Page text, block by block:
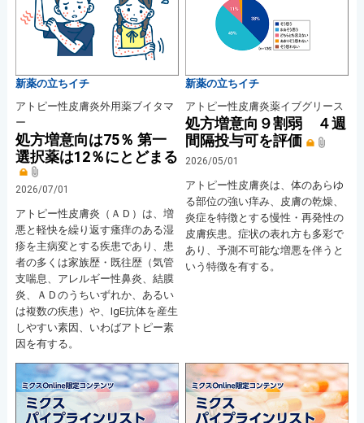
新薬の立ちイチ
アトピー性皮膚炎外用薬ブイタマ
ー
処方増意向は75％ 第一
選択薬は12％にとどまる
2026/07/01
アトピー性皮膚炎（ＡＤ）は、増
悪と軽快を繰り返す瘙痒のある湿
疹を主病変とする疾患であり、患
者の多くは家族歴・既往歴（気管
支喘息、アレルギー性鼻炎、結膜
炎、ＡＤのうちいずれか、あるい
は複数の疾患）や、IgE抗体を産生
しやすい素因、いわばアトピー素
因を有する。
新薬の立ちイチ
アトピー性皮膚炎薬イブグリース
処方増意向９割弱 ４週
間隔投与可を評価
2026/05/01
アトピー性皮膚炎は、体のあらゆ
る部位の強い痒み、皮膚の乾燥、
炎症を特徴とする慢性・再発性の
皮膚疾患。症状の表れ方も多彩で
あり、予測不可能な増悪を伴うと
いう特徴を有する。